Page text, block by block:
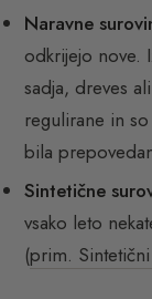
Naravne
odkrijejo nove.
sadja, dreves
regulirane in
bila
Sintetične
vsako leto
(prim.